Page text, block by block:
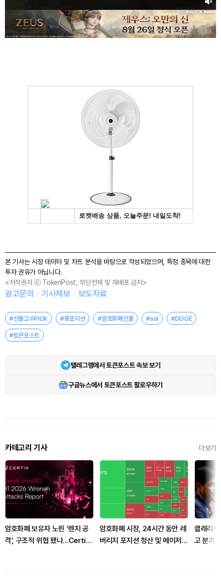
본 기사는 시장 데이터 및 차트 분석을 바탕으로 작성되었으며, 특정 종목에 대한
투자 권유가 아닙니다.
<저작권자 ⓒ TokenPost, 무단전재 및 재배포 금지>
광고문의 기사제보 보도자료
#선물고수PICK #롱포지션 #암호화폐선물 #sol #DOGE
#토큰포스트
텔레그램에서 토큰포스트 속보 보기
구글뉴스에서 토큰포스트 팔로우하기
카테고리 기사 더보기
암호화폐 보유자 노린 ‘렌치 공
격’, 구조적 위협 됐나…CertiK
암호화폐 시장, 24시간 동안 레
버리지 포지션 청산 및 메이저
클래리
고 분기